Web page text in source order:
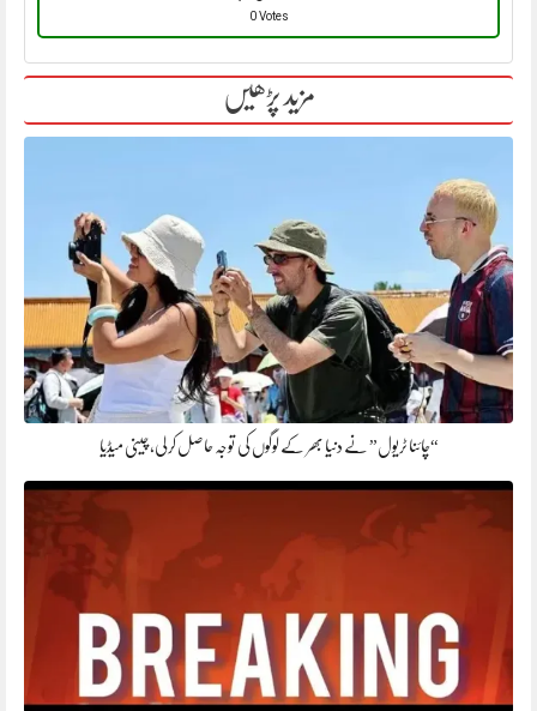
0 Votes
مزید پڑھیں
“چائنا ٹریول” نے دنیا بھر کے لوگوں کی توجہ حاصل کر لی، چینی میڈیا